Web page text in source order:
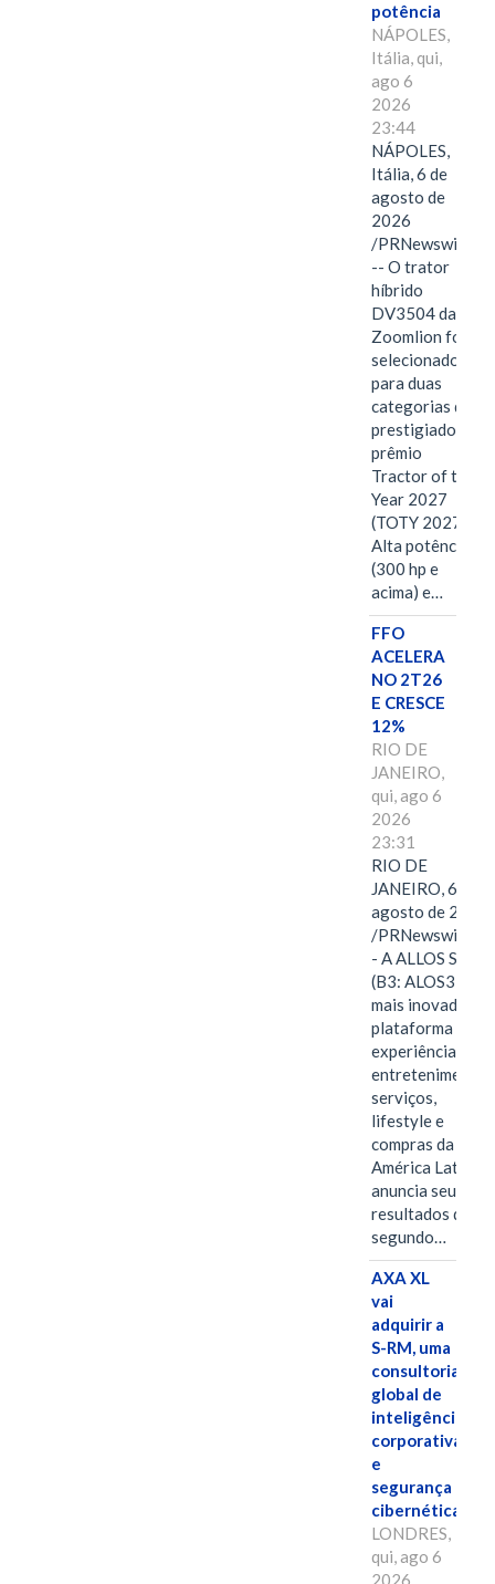
potência
NÁPOLES,
Itália, qui,
ago 6
2026
23:44
NÁPOLES,
Itália, 6 de
agosto de
2026
/PRNewswire/
-- O trator
híbrido
DV3504 da
Zoomlion foi
selecionado
para duas
categorias do
prestigiado
prêmio
Tractor of the
Year 2027
(TOTY 2027:
Alta potência
(300 hp e
acima) e…
FFO
ACELERA
NO 2T26
E CRESCE
12%
RIO DE
JANEIRO,
qui, ago 6
2026
23:31
RIO DE
JANEIRO, 6 de
agosto de 2026
/PRNewswire/ -
- A ALLOS S.A.
(B3: ALOS3), a
mais inovadora
plataforma de
experiências,
entretenimento,
serviços,
lifestyle e
compras da
América Latina
anuncia seus
resultados do
segundo…
AXA XL
vai
adquirir a
S-RM, uma
consultoria
global de
inteligência
corporativa
e
segurança
cibernética
LONDRES,
qui, ago 6
2026